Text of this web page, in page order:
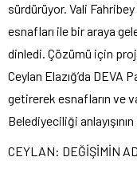
sürdürüyor. Vali
esnafları ile bir araya
dinledi. Çözümü için
Ceylan Elazığ’da DEVA
getirerek esnafların ve
Belediyeciliği
CEYLAN: DEĞİŞİMİN